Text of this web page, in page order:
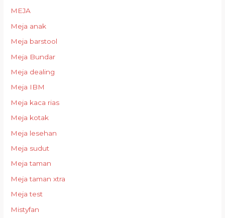
MEJA
Meja anak
Meja barstool
Meja Bundar
Meja dealing
Meja IBM
Meja kaca rias
Meja kotak
Meja lesehan
Meja sudut
Meja taman
Meja taman xtra
Meja test
Mistyfan